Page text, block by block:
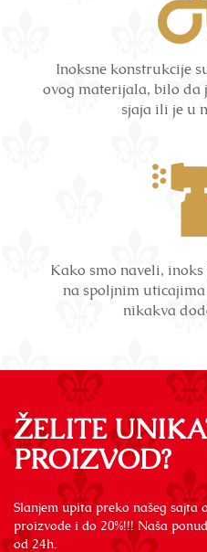
Inoksne konstrukcije
ovog materijala, bilo da
sjaja ili je u
Kako smo naveli, inoks
na spoljnim
nikakva
ŽELITE
PROIZVOD?
Slanjem upita preko našeg sajta
proizvode i do 20%!!! Naša
od 24h.